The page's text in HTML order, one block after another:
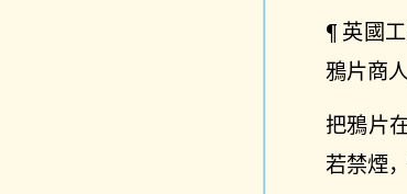
¶ 英國
鴉片商
把鴉片
若禁煙